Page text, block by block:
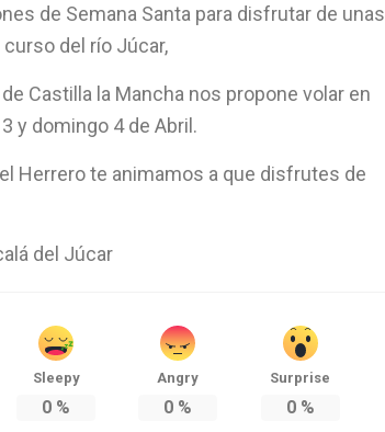
de Semana Santa para disfrutar de unas
del río Júcar,
Castilla la Mancha nos propone volar en
y domingo 4 de Abril.
Herrero te animamos a que disfrutes de
del Júcar
Sleepy
0 %
Angry
0 %
Surprise
0%